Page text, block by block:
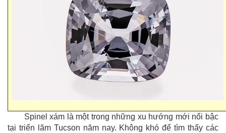
Spinel xám là một trong những xu hướng mới nổi bậc
tại triển lãm Tucson năm nay. Không khó để tìm thấy các